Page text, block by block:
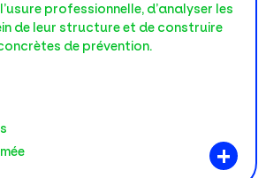
professionnelle, d’analyser les
de leur structure et de construire
de prévention.
+